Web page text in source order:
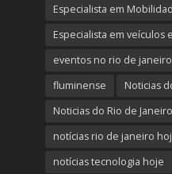
Especialista em
Especialista em veículos
eventos no rio de janeiro
fluminense
Noticias
Noticias do Rio de Janeiro
notícias rio de janeiro
notícias tecnologia hoje